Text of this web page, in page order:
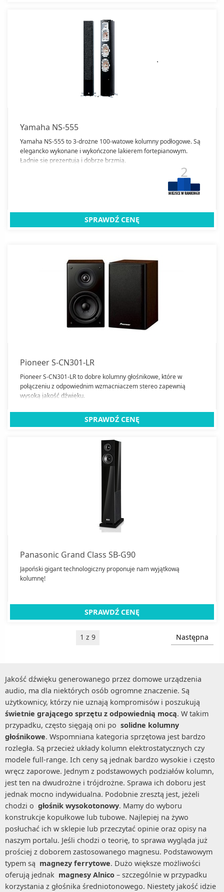
Yamaha NS-555
Yamaha NS-555 to 3-drożne 100-watowe kolumny podłogowe. Są
elegancko wykonane i wykończone lakierem fortepianowym.
Ładnie się prezentują i dobrze brzmią.
2
SPRAWDŹ CENĘ
Pioneer S-CN301-LR
Pioneer S-CN301-LR to dobre kolumny głośnikowe, które w
połączeniu z odpowiednim wzmacniaczem stereo zapewnią
wysoką jakość dźwięku.
SPRAWDŹ CENĘ
Panasonic Grand Class SB-G90
Japoński gigant technologiczny proponuje nam wyjątkową
kolumnę!
SPRAWDŹ CENĘ
1 z 9 Następna
Jakość dźwięku generowanego przez domowe urządzenia
audio, ma dla niektórych osób ogromne znaczenie. Są
użytkownicy, którzy nie uznają kompromisów i poszukują
świetnie grającego sprzętu z odpowiednią mocą. W takim
przypadku, często sięgają oni po solidne kolumny
głośnikowe. Wspomniana kategoria sprzętowa jest bardzo
rozległa. Są przecież układy kolumn elektrostatycznych czy
modele full-range. Ich ceny są jednak bardzo wysokie i często
wręcz zaporowe. Jednym z podstawowych podziałów kolumn,
jest ten na dwudrożne i trójdrożne. Sprawa ich doboru jest
jednak mocno indywidualna. Podobnie zresztą jest, jeżeli
chodzi o głośnik wysokotonowy. Mamy do wyboru
konstrukcje kopułkowe lub tubowe. Najlepiej na żywo
posłuchać ich w sklepie lub przeczytać opinie oraz opisy na
naszym portalu. Jeśli chodzi o teorię, to sprawa wygląda już
prościej z doborem zastosowanego magnesu. Podstawowym
typem są magnezy ferrytowe. Dużo większe możliwości
oferują jednak magnesy Alnico – szczególnie w przypadku
korzystania z głośnika średniotonowego. Niestety jakość idzie